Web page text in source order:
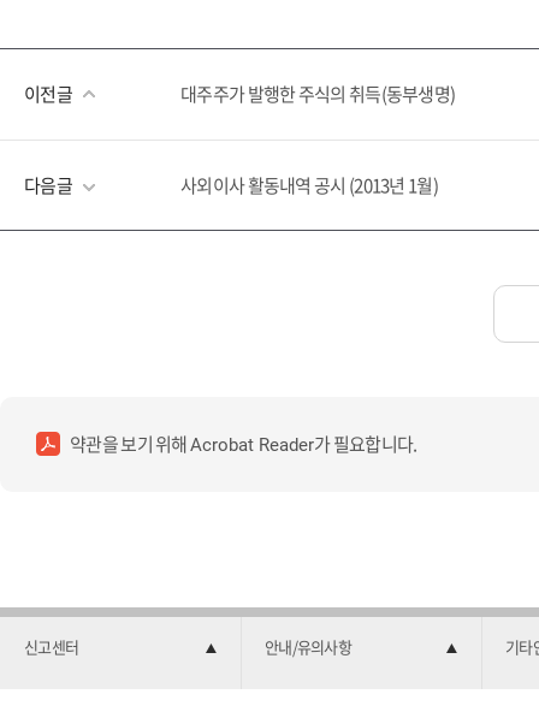
이전글 대주주가 발행한 주식의 취득(동부생명)
다음글 사외이사 활동내역 공시 (2013년 1월)
약관을 보기 위해Acrobat Reader가 필요합니다.
신고센터 안내/유의사항 기타